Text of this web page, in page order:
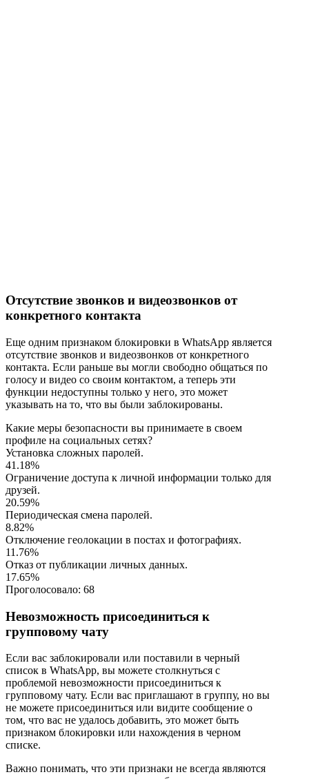
Отсутствие звонков и видеозвонков от
конкретного контакта
Еще одним признаком блокировки в WhatsApp является
отсутствие звонков и видеозвонков от конкретного
контакта. Если раньше вы могли свободно общаться по
голосу и видео со своим контактом, а теперь эти
функции недоступны только у него, это может
указывать на то, что вы были заблокированы.
Какие меры безопасности вы принимаете в своем
профиле на социальных сетях?
Установка сложных паролей.
41.18%
Ограничение доступа к личной информации только для
друзей.
20.59%
Периодическая смена паролей.
8.82%
Отключение геолокации в постах и фотографиях.
11.76%
Отказ от публикации личных данных.
17.65%
Проголосовало: 68
Невозможность присоединиться к
групповому чату
Если вас заблокировали или поставили в черный
список в WhatsApp, вы можете столкнуться с
проблемой невозможности присоединиться к
групповому чату. Если вас приглашают в группу, но вы
не можете присоединиться или видите сообщение о
том, что вас не удалось добавить, это может быть
признаком блокировки или нахождения в черном
списке.
Важно понимать, что эти признаки не всегда являются